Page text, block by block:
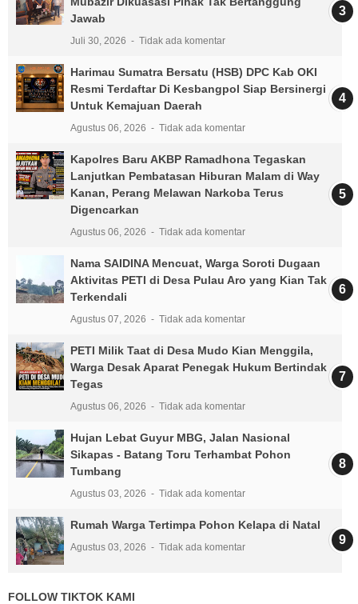
Jawab
Juli 30, 2026 Tidak ada komentar
Harimau Sumatra Bersatu (HSB) DPC Kab OKI
Resmi Terdaftar Di Kesbangpol Siap Bersinergi
Untuk Kemajuan Daerah
Agustus 06, 2026 Tidak ada komentar
Kapolres Baru AKBP Ramadhona Tegaskan
Lanjutkan Pembatasan Hiburan Malam di Way
Kanan, Perang Melawan Narkoba Terus
Digencarkan
Agustus 06, 2026 Tidak ada komentar
Nama SAIDINA Mencuat, Warga Soroti Dugaan
Aktivitas PETI di Desa Pulau Aro yang Kian Tak
Terkendali
Agustus 07, 2026 Tidak ada komentar
PETI Milik Taat di Desa Mudo Kian Menggila,
Warga Desak Aparat Penegak Hukum Bertindak
Tegas
Agustus 06, 2026 Tidak ada komentar
Hujan Lebat Guyur MBG, Jalan Nasional
Sikapas - Batang Toru Terhambat Pohon
Tumbang
Agustus 03, 2026 Tidak ada komentar
Rumah Warga Tertimpa Pohon Kelapa di Natal
Agustus 03, 2026 Tidak ada komentar
FOLLOW TIKTOK KAMI